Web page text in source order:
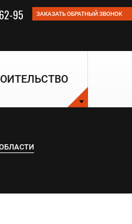
ЗАКАЗАТЬ ОБРАТНЫЙ ЗВОНОК
95